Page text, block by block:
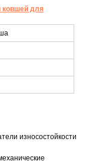
ковшей для
износостойкости